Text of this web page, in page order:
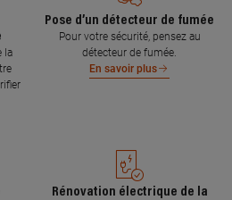
la
Pose d’un détecteur de fumée
Pour votre sécurité, pensez au
détecteur de fumée.
En savoir plus
Rénovation électrique de la